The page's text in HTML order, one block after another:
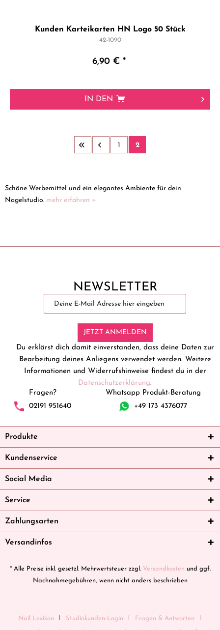
Kunden Karteikarten HN Logo 50 Stück
42-1090
6,90 € *
IN DEN
1 2
Schöne Werbemittel und ein elegantes Ambiente für dein
Nagelstudio. mehr erfahren »
NEWSLETTER
JETZT ANMELDEN
Du erklärst dich damit einverstanden, dass deine Daten zur
Bearbeitung deines Anliegens verwendet werden. Weitere
Informationen und Widerrufshinweise findest du in der
Datenschutzerklärung.
Fragen?
02191 951640
Whatsapp Produkt-Beratung
+49 173 4376077
Produkte
Kundenservice
Social Media
Service
Zahlungsarten
Versandinfos
* Alle Preise inkl. gesetzl. Mehrwertsteuer zzgl. Versandkosten und ggf.
Nachnahmegebühren, wenn nicht anders beschrieben
Nail Lexikon Studiokunden-Login Fragen & Antworten